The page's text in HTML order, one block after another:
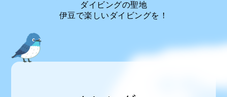
ダイビングの聖地
伊豆で楽しいダイビングを！